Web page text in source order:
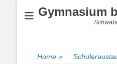
Gymnasium
Home »